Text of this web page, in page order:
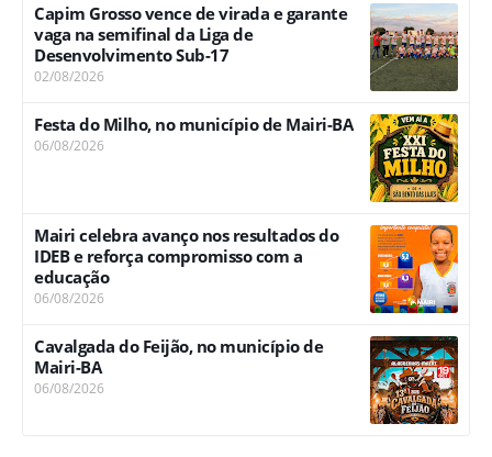
Capim Grosso vence de virada e garante
vaga na semifinal da Liga de
Desenvolvimento Sub-17
02/08/2026
Festa do Milho, no município de Mairi-BA
06/08/2026
Mairi celebra avanço nos resultados do
IDEB e reforça compromisso com a
educação
06/08/2026
Cavalgada do Feijão, no município de
Mairi-BA
06/08/2026